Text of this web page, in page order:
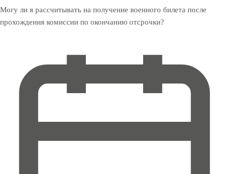
Могу ли я рассчитывать на получение военного билета после
прохождения комиссии по окончанию отсрочки?